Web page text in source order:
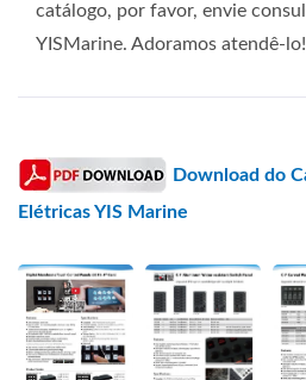
catálogo, por favor, envie
YISMarine. Adoramos atendê-lo!
Download do
Elétricas YIS Marine